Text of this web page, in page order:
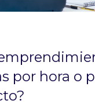
por hora o